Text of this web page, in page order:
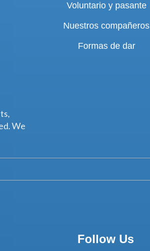
Voluntario y pasante
Nuestros compañeros
Formas de dar
We
Follow Us